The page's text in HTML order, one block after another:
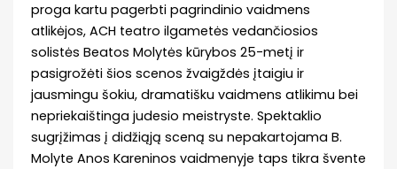
proga kartu pagerbti pagrindinio vaidmens
atlikėjos, ACH teatro ilgametės vedančiosios
solistės Beatos Molytės kūrybos 25-metį ir
pasigrožėti šios scenos žvaigždės įtaigiu ir
jausmingu šokiu, dramatišku vaidmens atlikimu bei
nepriekaištinga judesio meistryste. Spektaklio
sugrįžimas į didžiąją sceną su nepakartojama B.
Molyte Anos Kareninos vaidmenyje taps tikra švente